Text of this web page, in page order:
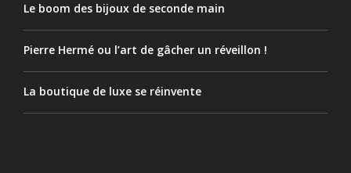
Le boom des bijoux de seconde main
Pierre Hermé ou l’art de gâcher un réveillon !
La boutique de luxe se réinvente